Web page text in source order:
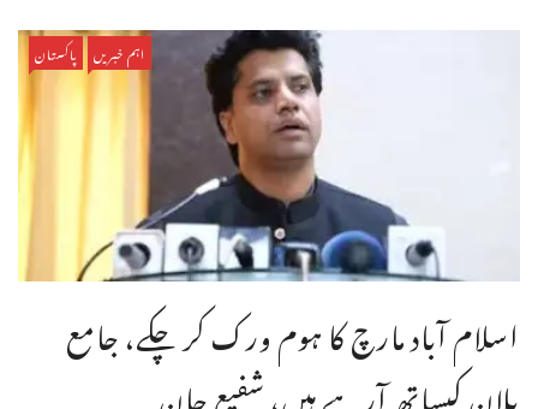
اہم خبریں پاکستان
اسلام آباد مارچ کا ہوم ورک کر چکے، جامع
پلان کیساتھ آرہے ہیں، شفیع جان